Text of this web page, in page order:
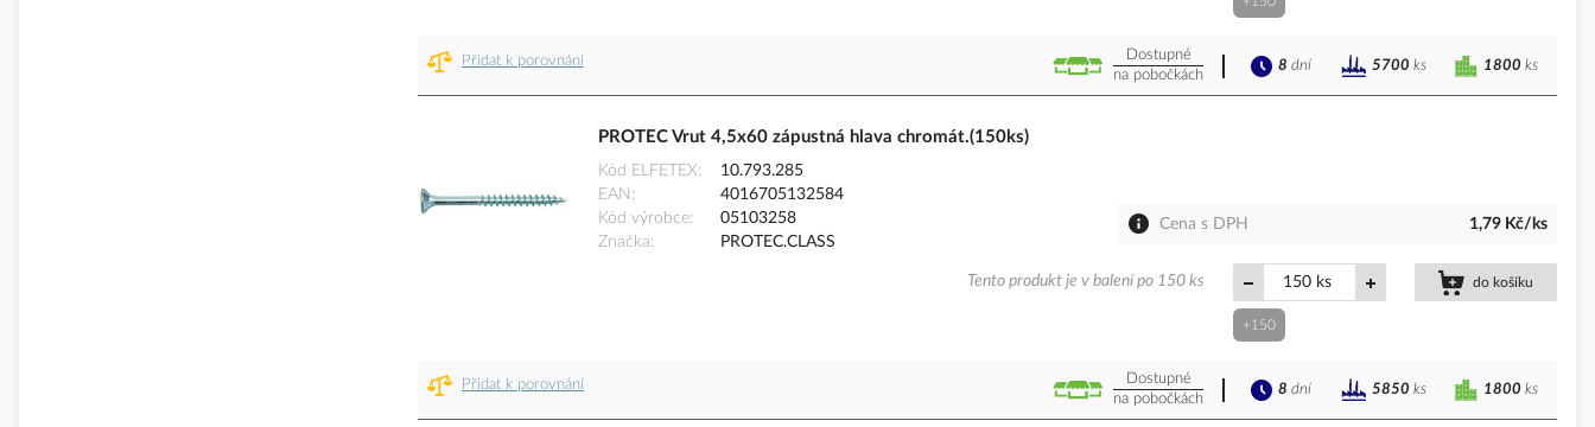
Přidat k porovnání
Dostupné
na pobočkách
1800 ks
8 dní 5700 ks
PROTEC Vrut 4,5x60 zápustná hlava chromát.(150ks)
Kód ELFETEX
10.793.285
EAN
4016705132584
Kód výrobce
05103258
Značka
PROTEC.CLASS
Cena s DPH 1,79 Kč/ks
ks do košíku
+150
Tento produkt je v balení po 150 ks
Přidat k porovnání
Dostupné
na pobočkách
1800 ks
8 dní 5850 ks